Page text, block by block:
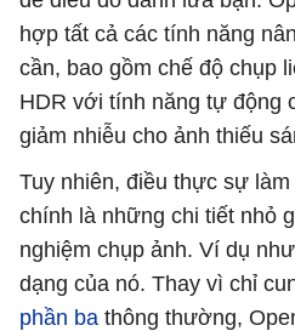
hợp tất cả các tính năng
cần, bao gồm chế độ chụp
HDR với tính năng tự động
giảm nhiễu cho ảnh thiếu
Tuy nhiên, điều thực sự
chính là những chi tiết nhỏ
nghiệm chụp ảnh. Ví dụ
dạng của nó. Thay vì chỉ
phần ba thông thường,